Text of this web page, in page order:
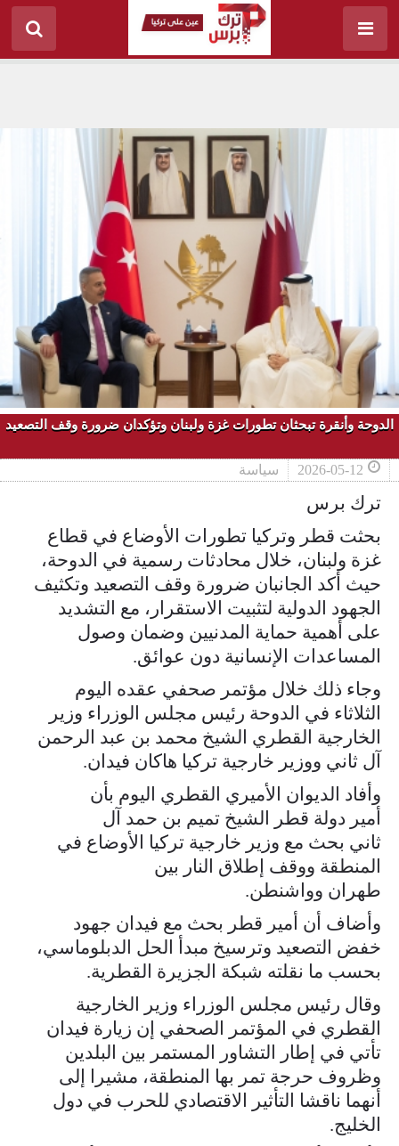
الدوحة وأنقرة تبحثان تطورات غزة ولبنان وتؤكدان ضرورة وقف التصعيد
2026-05-12 سياسة
ترك برس
بحثت قطر وتركيا تطورات الأوضاع في قطاع
غزة ولبنان، خلال محادثات رسمية في الدوحة،
حيث أكد الجانبان ضرورة وقف التصعيد وتكثيف
الجهود الدولية لتثبيت الاستقرار، مع التشديد
على أهمية حماية المدنيين وضمان وصول
المساعدات الإنسانية دون عوائق.
وجاء ذلك خلال مؤتمر صحفي عقده اليوم
الثلاثاء في الدوحة رئيس مجلس الوزراء وزير
الخارجية القطري الشيخ محمد بن عبد الرحمن
آل ثاني ووزير خارجية تركيا هاكان فيدان.
وأفاد الديوان الأميري القطري اليوم بأن
أمير دولة قطر الشيخ تميم بن حمد آل
ثاني بحث مع وزير خارجية تركيا الأوضاع في
المنطقة ووقف إطلاق النار بين
طهران وواشنطن.
وأضاف أن أمير قطر بحث مع فيدان جهود
خفض التصعيد وترسيخ مبدأ الحل الدبلوماسي،
بحسب ما نقلته شبكة الجزيرة القطرية.
وقال رئيس مجلس الوزراء وزير الخارجية
القطري في المؤتمر الصحفي إن زيارة فيدان
تأتي في إطار التشاور المستمر بين البلدين
وظروف حرجة تمر بها المنطقة، مشيرا إلى
أنهما ناقشا التأثير الاقتصادي للحرب في دول
الخليج.